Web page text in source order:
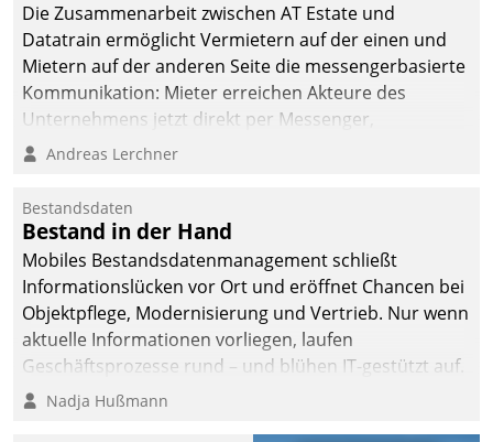
Die Zusammenarbeit zwischen AT Estate und
Datatrain ermöglicht Vermietern auf der einen und
Mietern auf der anderen Seite die messengerbasierte
Kommunikation: Mieter erreichen Akteure des
Unternehmens jetzt direkt per Messenger,
Mitarbeiter oder Dienstleister empfangen oder
Andreas Lerchner
Bestandsdaten
Bestand in der Hand
Mobiles Bestandsdatenmanagement schließt
Informationslücken vor Ort und eröffnet Chancen bei
Objektpflege, Modernisierung und Vertrieb. Nur wenn
aktuelle Informationen vorliegen, laufen
Geschäftsprozesse rund – und blühen IT-gestützt auf.
Nadja Hußmann